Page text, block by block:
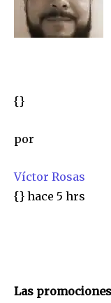
{}
por
Víctor Rosas
{} hace 5 hrs
Las